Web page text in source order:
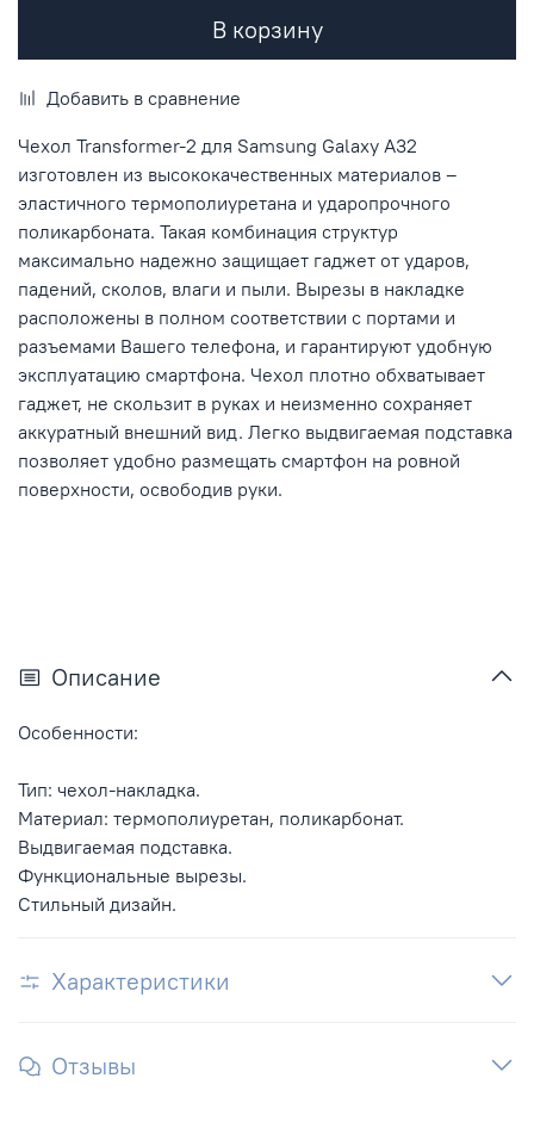
В корзину
Добавить в сравнение
Чехол Transformer-2 для Samsung Galaxy A32
изготовлен из высококачественных материалов –
эластичного термополиуретана и ударопрочного
поликарбоната. Такая комбинация структур
максимально надежно защищает гаджет от ударов,
падений, сколов, влаги и пыли. Вырезы в накладке
расположены в полном соответствии с портами и
разъемами Вашего телефона, и гарантируют удобную
эксплуатацию смартфона. Чехол плотно обхватывает
гаджет, не скользит в руках и неизменно сохраняет
аккуратный внешний вид. Легко выдвигаемая подставка
позволяет удобно размещать смартфон на ровной
поверхности, освободив руки.
Описание
Особенности:
Тип: чехол-накладка.
Материал: термополиуретан, поликарбонат.
Выдвигаемая подставка.
Функциональные вырезы.
Стильный дизайн.
Характеристики
Отзывы